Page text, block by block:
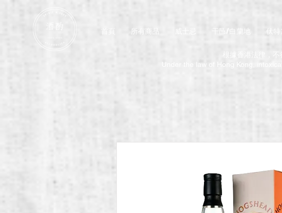
所有商品 干邑/白蘭地 伏特
根據香港法律，
Under the law of Hong Kong,